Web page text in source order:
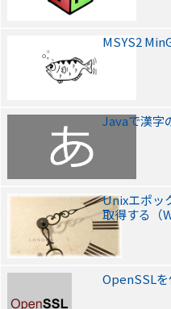
MSYS2
Javaで漢字
Unixエポッ
取得する（
OpenSSL